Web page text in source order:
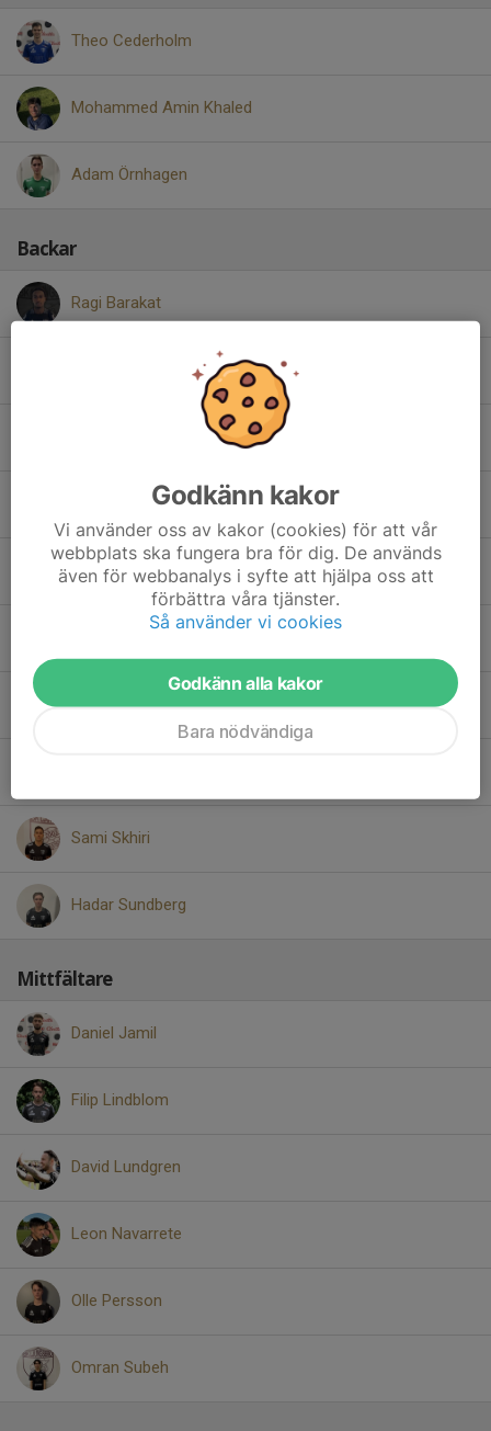
Theo Cederholm
Mohammed Amin Khaled
Adam Örnhagen
Backar
Ragi Barakat
Matthias Karjalainen
Sixten Mattsson
Denis Nenic
Matteo Petkovski
Sami Skhiri
Hadar Sundberg
Mittfältare
Daniel Jamil
Filip Lindblom
David Lundgren
Leon Navarrete
Olle Persson
Omran Subeh
Godkänn kakor
Vi använder oss av kakor (cookies) för att vår
webbplats ska fungera bra för dig. De används
även för webbanalys i syfte att hjälpa oss att
förbättra våra tjänster.
Så använder vi cookies
Godkänn alla kakor
Bara nödvändiga